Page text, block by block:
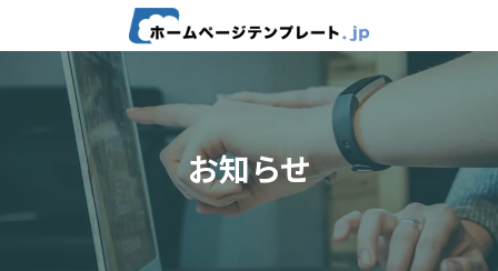
テ
ゲ
お知らせ